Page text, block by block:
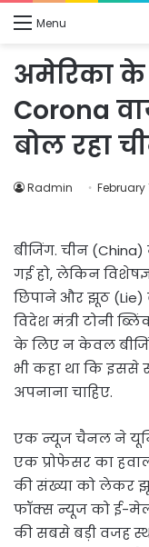
Menu
अमेरिका के
Corona
बोल रहा
Radmin February
बीजिंग. चीन
गई हो, लेकिन
छिपाने और झूठ
विदेश मंत्री टोनी
के लिए न केवल
भी कहा था कि इससे
अपनाना चाहिए.
एक न्यूज चैनल ने
एक प्रोफेसर का
की संख्या को लेकर
फॉक्स न्यूज को ई-
की सबसे बड़ी वजह